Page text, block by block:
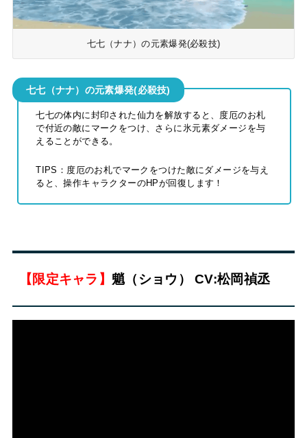
七七（ナナ）の元素爆発(必殺技)
七七（ナナ）の元素爆発(必殺技)
七七の体内に封印された仙力を解放すると、度厄のお札
で付近の敵にマークをつけ、さらに氷元素ダメージを与
えることができる。
TIPS：度厄のお札でマークをつけた敵にダメージを与え
ると、操作キャラクターのHPが回復します！
【限定キャラ】 魈（ショウ） CV:松岡禎丞